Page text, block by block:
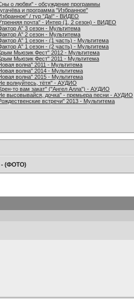
о любви" - обсуждение программы
и программа "Избранное"
/ тур "Да!" - ВИДЕО
почта" - Интер (1, 2 сезон) - ВИДЕО
А" 3 сезон - Мультитема
А" 2 сезон - Мультитема
А" 1 сезон - (1 часть) - Мультитема
А" 1 сезон - (2 часть) - Мультитема
Мьюзик Фест" 2012 - Мультитема
Мьюзик Фест" 2011 - Мультитема
волна" 2011 - Мультитема
волна" 2014 - Мультитема
волна" 2015 - Мультитема
волнуйтесь, тётя" - АУДИО
то вам закат" ("Ангел Алла") - АУДИО
высовывайся, дочка" - премьера песни - АУДИО
встречи" 2013 - Мультитема
- (ФОТО)